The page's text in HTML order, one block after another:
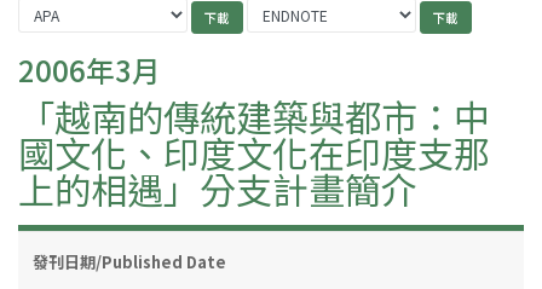
2006年3月
「越南的傳統建築與都市：中
國文化、印度文化在印度支那
上的相遇」分支計畫簡介
發刊日期/Published Date